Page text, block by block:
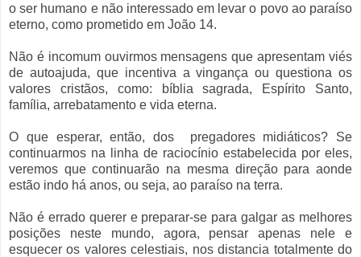
o ser humano e não interessado em levar o povo ao paraíso
eterno, como prometido em João 14.
Não é incomum ouvirmos mensagens que apresentam viés
de autoajuda, que incentiva a vingança ou questiona os
valores cristãos, como: bíblia sagrada, Espírito Santo,
família, arrebatamento e vida eterna.
O que esperar, então, dos pregadores midiáticos? Se
continuarmos na linha de raciocínio estabelecida por eles,
veremos que continuarão na mesma direção para aonde
estão indo há anos, ou seja, ao paraíso na terra.
Não é errado querer e preparar-se para galgar as melhores
posições neste mundo, agora, pensar apenas nele e
esquecer os valores celestiais, nos distancia totalmente do